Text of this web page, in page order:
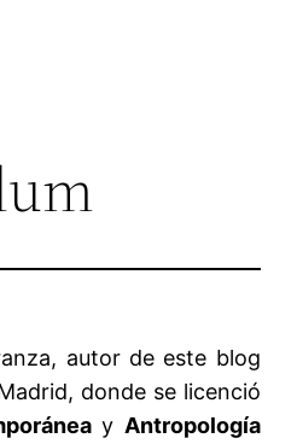
autor de este blog
donde se licenció
y Antropología